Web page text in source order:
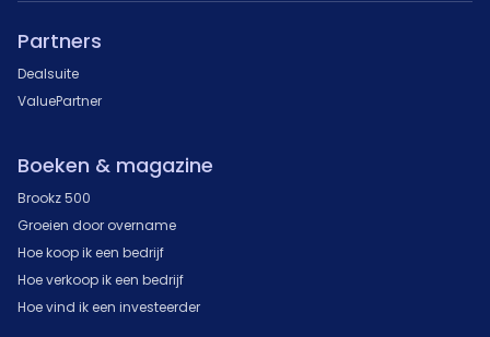
Partners
Dealsuite
ValuePartner
Boeken & magazine
Brookz 500
Groeien door overname
Hoe koop ik een bedrijf
Hoe verkoop ik een bedrijf
Hoe vind ik een investeerder